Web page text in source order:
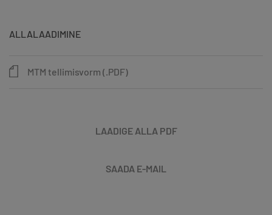
ALLALAADIMINE
MTM tellimisvorm (.PDF)
LAADIGE ALLA PDF
SAADA E-MAIL